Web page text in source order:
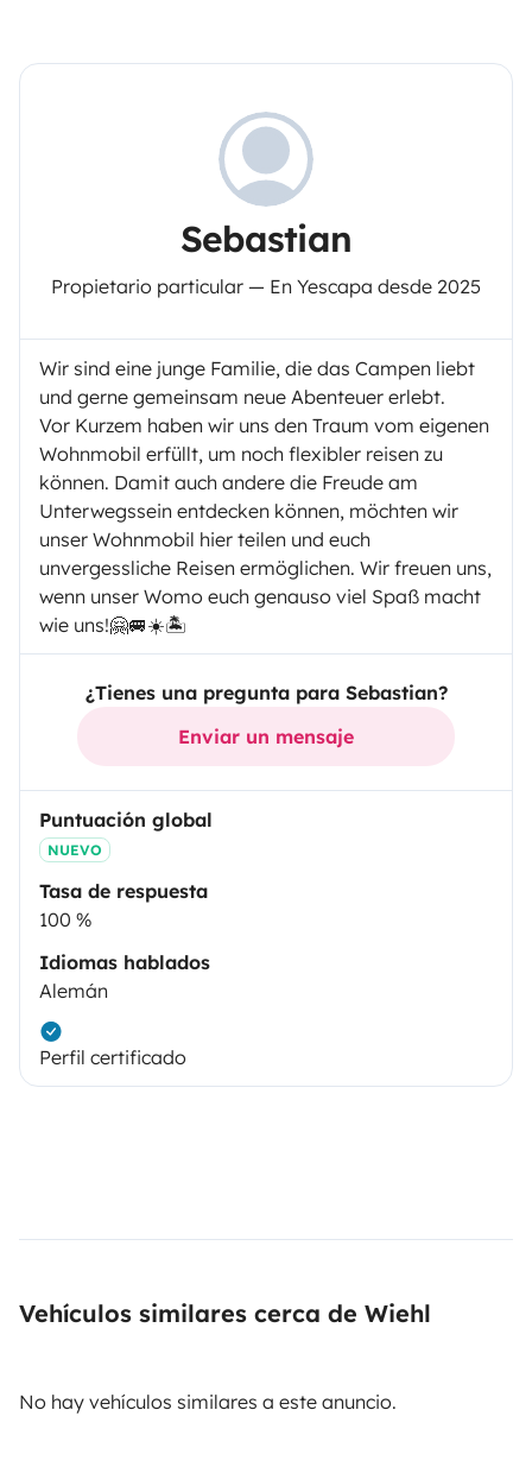
Sebastian
Propietario particular — En Yescapa desde 2025
Wir sind eine junge Familie, die das Campen liebt
und gerne gemeinsam neue Abenteuer erlebt.
Vor Kurzem haben wir uns den Traum vom eigenen
Wohnmobil erfüllt, um noch flexibler reisen zu
können. Damit auch andere die Freude am
Unterwegssein entdecken können, möchten wir
unser Wohnmobil hier teilen und euch
unvergessliche Reisen ermöglichen. Wir freuen uns,
wenn unser Womo euch genauso viel Spaß macht
wie uns!🤗🚐☀️🏝️
¿Tienes una pregunta para Sebastian?
Enviar un mensaje
Puntuación global
NUEVO
Tasa de respuesta
100 %
Idiomas hablados
Alemán
Perfil certificado
Vehículos similares cerca de Wiehl
No hay vehículos similares a este anuncio.